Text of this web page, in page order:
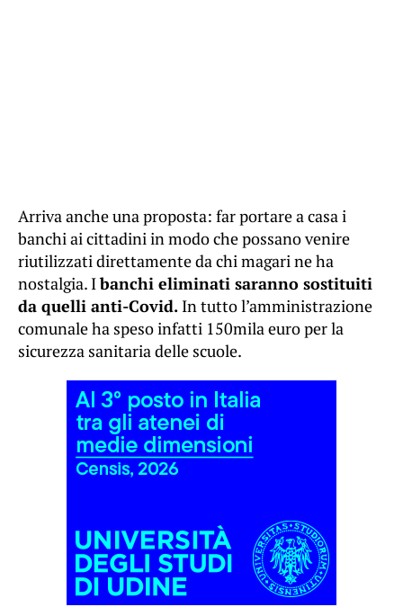
Arriva anche una proposta: far portare a casa i
banchi ai cittadini in modo che possano venire
riutilizzati direttamente da chi magari ne ha
nostalgia. Ibanchi eliminati saranno sostituiti
da quelli anti-Covid. In tutto l’amministrazione
comunale ha speso infatti 150mila euro per la
sicurezza sanitaria delle scuole.